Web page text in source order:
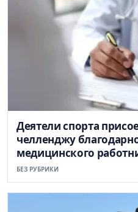
Деятели спорта
челленджу
медицинского
БЕЗ РУБРИКИ